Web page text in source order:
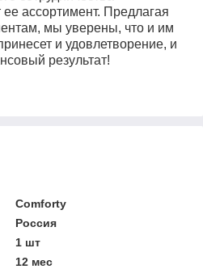
ассортимент. Предлагая
мы уверены, что и им
и удовлетворение, и
результат!
Comforty
Россия
1 шт
12 мес